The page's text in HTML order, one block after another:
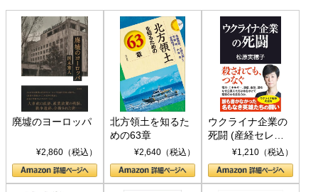
廃墟のヨーロッパ
¥2,860（税込）
北方領土を知るた
めの63章
¥2,640（税込）
ウクライナ企業の
死闘 (産経セレク
ト S 039)¥1,210（税込）